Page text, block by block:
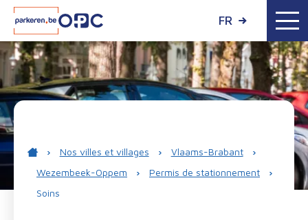
FR
› Nos villes et villages › Vlaams-Brabant
›
Wezembeek-Oppem
› Permis de stationnement
›
Soins